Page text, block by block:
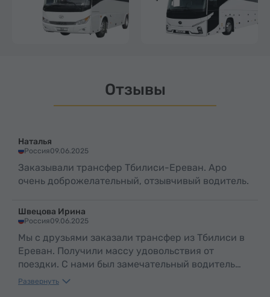
Отзывы
Наталья
Россия09.06.2025
Заказывали трансфер Тбилиси-Ереван. Аро
очень доброжелательный, отзывчивый водитель.
Швецова Ирина
Россия09.06.2025
Мы с друзьями заказали трансфер из Тбилиси в
Ереван. Получили массу удовольствия от
поездки. С нами был замечательный водитель
Аро. По таким людям и можно судить о
Развернуть